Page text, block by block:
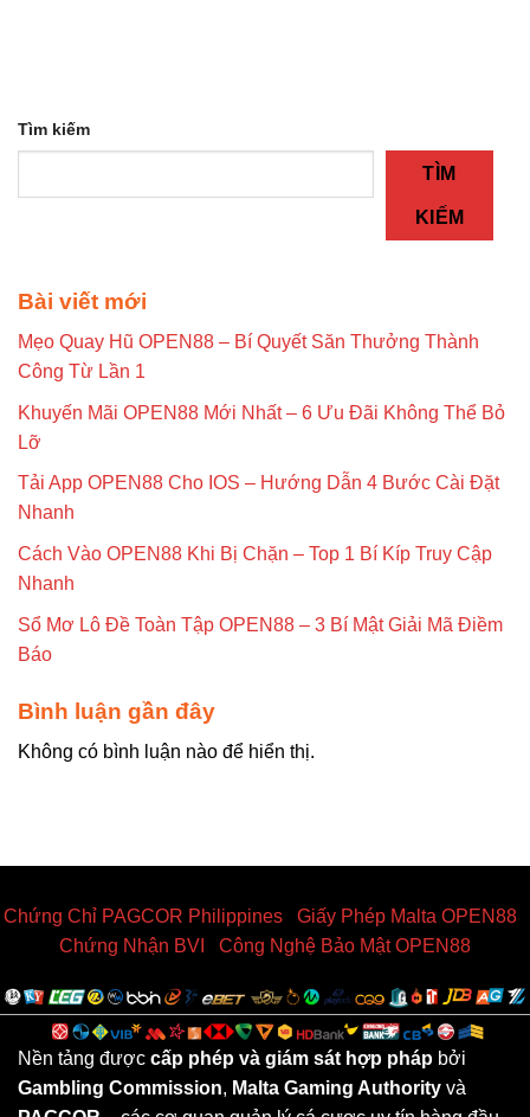
Tìm kiếm
TÌM
KIẾM
Bài viết mới
Mẹo Quay Hũ OPEN88 – Bí Quyết Săn Thưởng Thành
Công Từ Lần 1
Khuyến Mãi OPEN88 Mới Nhất – 6 Ưu Đãi Không Thể Bỏ
Lỡ
Tải App OPEN88 Cho IOS – Hướng Dẫn 4 Bước Cài Đặt
Nhanh
Cách Vào OPEN88 Khi Bị Chặn – Top 1 Bí Kíp Truy Cập
Nhanh
Sổ Mơ Lô Đề Toàn Tập OPEN88 – 3 Bí Mật Giải Mã Điềm
Báo
Bình luận gần đây
Không có bình luận nào để hiển thị.
Chứng Chỉ PAGCOR Philippines Giấy Phép Malta OPEN88
Chứng Nhận BVI
Công Nghệ Bảo Mật OPEN88
Nền tảng được cấp phép và giám sát hợp pháp bởi
Gambling Commission, Malta Gaming Authority và